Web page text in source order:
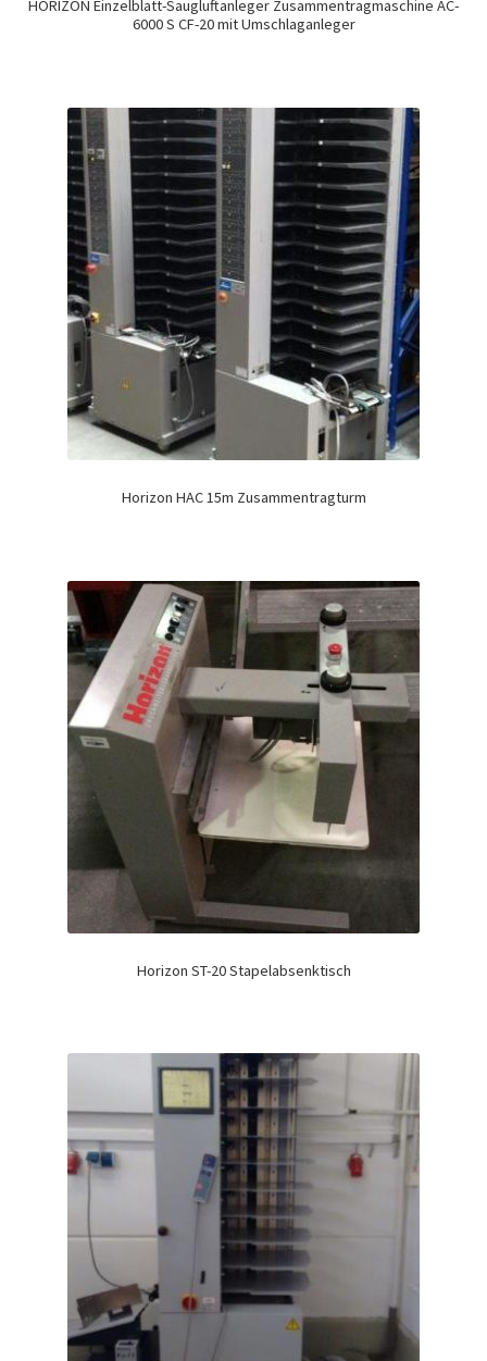
HORIZON Einzelblatt-Saugluftanleger Zusammentragmaschine AC-
6000 S CF-20 mit Umschlaganleger
Horizon HAC 15m Zusammentragturm
Horizon ST-20 Stapelabsenktisch